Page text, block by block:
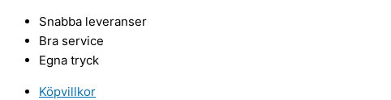
innehåll
Snabba leveranser
Bra service
Egna tryck
Köpvillkor
search
search
pris
pris